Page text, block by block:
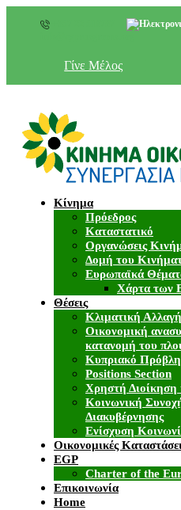
Γίνε Μέλος
Κίνημα
Πρόεδρος
Καταστατικό
Οργανώσεις
Δομή του
Ευρωπαϊκά
Χάρτα των
Θέσεις
Κλιματική
Οικονομική
κατανομή του
Κυπριακό
Positions Section
Χρηστή Διοίκηση
Κοινωνική
Διακυβέρνησης
Ενίσχυση
Οικονομικές
EGP
Charter of the
Επικοινωνία
Home